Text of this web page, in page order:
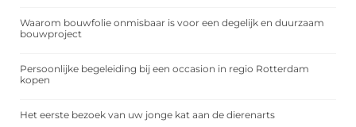
Waarom bouwfolie onmisbaar is voor een degelijk en duurzaam
bouwproject
Persoonlijke begeleiding bij een occasion in regio Rotterdam
kopen
Het eerste bezoek van uw jonge kat aan de dierenarts